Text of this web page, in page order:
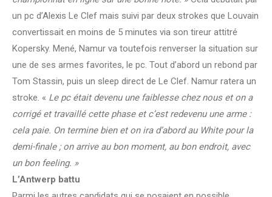
un pc d’Alexis Le Clef mais suivi par deux strokes que Louvain
convertissait en moins de 5 minutes via son tireur attitré
Kopersky. Mené, Namur va toutefois renverser la situation sur
une de ses armes favorites, le pc. Tout d’abord un rebond par
Tom Stassin, puis un sleep direct de Le Clef. Namur ratera un
stroke. « Le pc était devenu une faiblesse chez nous et on a
corrigé et travaillé cette phase et c’est redevenu une arme :
cela paie. On termine bien et on ira d’abord au White pour la
demi-finale ; on arrive au bon moment, au bon endroit, avec
un bon feeling. »
L’Antwerp battu